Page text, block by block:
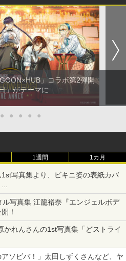
」コラボ第2弾開
」がテーマに
● ● ● ● ●
1週間 1カ月
1st写真集より、ビキニ姿の表紙カバ
コート）」に決定
ル写真集 江籠裕奈『エンジェルボデ
！
かれんさんの1st写真集「どストライ
アソビバ！」太田しずくさんなど、ヤ